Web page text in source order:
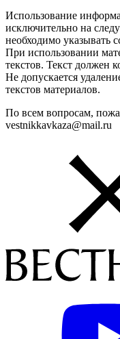
Использование
исключительно на
необходимо указывать
При использовании
текстов. Текст должен
Не допускается
текстов материалов.
По всем вопросам,
vestnikkavkaza@mail.ru